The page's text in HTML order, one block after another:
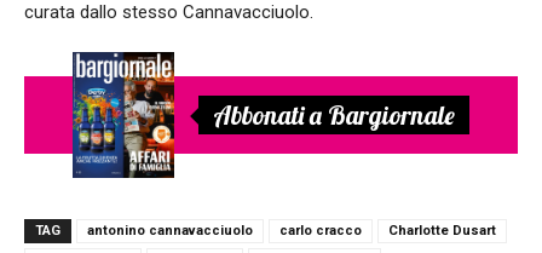
curata dallo stesso Cannavacciuolo.
Abbonati a Bargiornale
TAG antonino cannavacciuolo carlo cracco
Charlotte Dusart